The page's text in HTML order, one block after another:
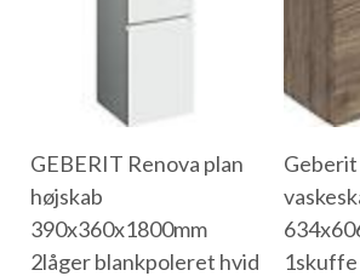
GEBERIT Renova plan
højskab
390x360x1800mm
2låger blankpoleret hvid
Geberit